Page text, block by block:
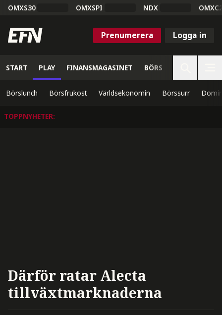
OMXS30 OMXSPI NDX
Prenumerera Logga in
START PLAY FINANSMAGASINET BÖRS
Börslunch Börsfrukost Världsekonomin Börssurr
TOPPNYHETER:
Därför ratar Alecta
tillväxtmarknaderna